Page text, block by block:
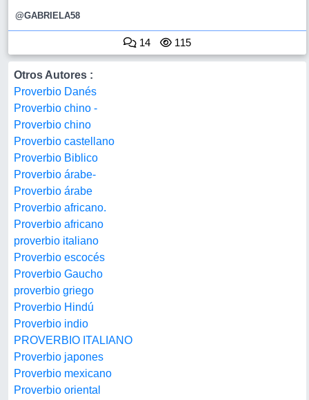
@GABRIELA58
14 115
Otros Autores :
Proverbio Danés
Proverbio chino -
Proverbio chino
Proverbio castellano
Proverbio Biblico
Proverbio árabe-
Proverbio árabe
Proverbio africano.
Proverbio africano
proverbio italiano
Proverbio escocés
Proverbio Gaucho
proverbio griego
Proverbio Hindú
Proverbio indio
PROVERBIO ITALIANO
Proverbio japones
Proverbio mexicano
Proverbio oriental